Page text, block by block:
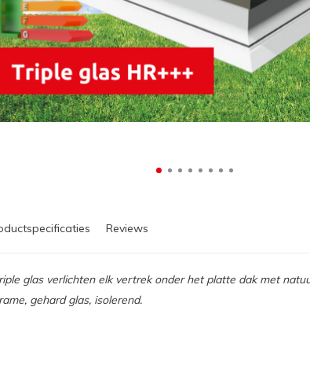
Reviews
glas verlichten elk vertrek onder het platte dak met
gehard glas, isolerend.